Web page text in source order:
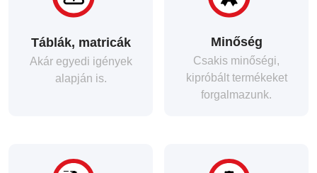
Táblák, matricák
Akár egyedi igények
alapján is.
Minőség
Csakis minőségi,
kipróbált termékeket
forgalmazunk.